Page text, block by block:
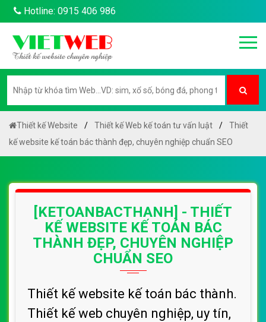
Hotline: 0915 406 986
Thiết kế Website Thiết kế Web kế toán tư vấn luật
Thiết
kế website kế toán bác thành đẹp, chuyên nghiệp chuẩn SEO
[KETOANBACTHANH] - THIẾT
KẾ WEBSITE KẾ TOÁN BÁC
THÀNH ĐẸP, CHUYÊN NGHIỆP
CHUẨN SEO
Thiết kế website kế toán bác thành.
Thiết kế web chuyên nghiệp, uy tín,